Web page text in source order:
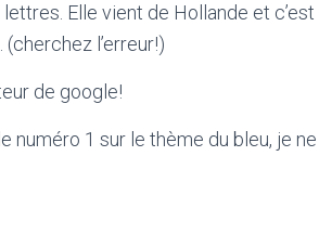
Elle vient de Hollande et c’est
l’erreur!)
de google!
numéro 1 sur le thème du bleu, je ne